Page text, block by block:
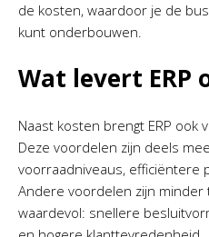
de kosten, waardoor je de
kunt onderbouwen.
Wat levert ERP
Naast kosten brengt ERP ook
Deze voordelen zijn deels
voorraadniveaus,
Andere voordelen zijn
waardevol: snellere